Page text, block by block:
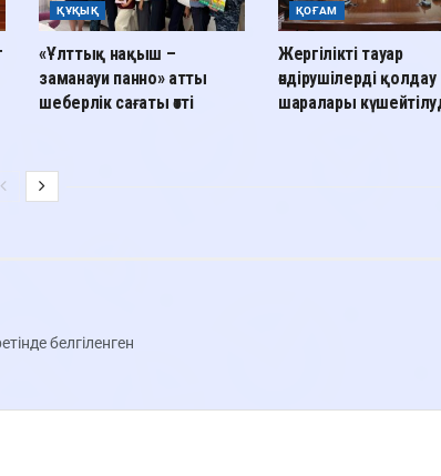
ҚҰҚЫҚ
«Ұлттық нақыш –
заманауи панно» атты
шеберлік сағаты өтті
ҚОҒАМ
Жергілікті тауар
өндірушілерді қолдау
шаралары
белгіленген